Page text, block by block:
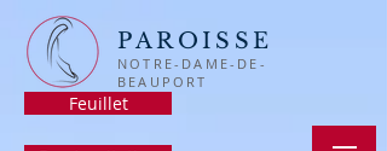
PAROISSE
NOTRE-DAME-DE-
BEAUPORT
Feuillet